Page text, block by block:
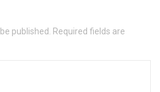
published. Required fields are